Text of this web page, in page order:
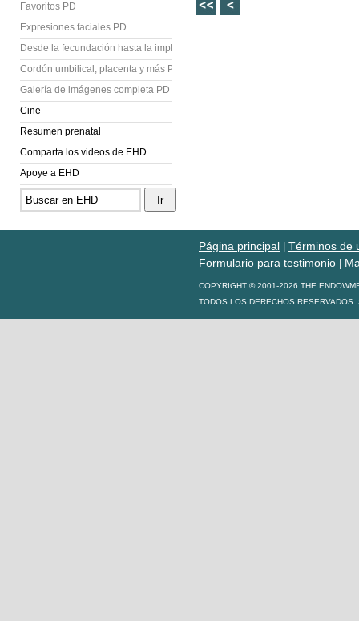
Favoritos PD
Expresiones faciales PD
Desde la fecundación hasta la implantación PD
Cordón umbilical, placenta y más PD
Galería de imágenes completa PD
Cine
Resumen prenatal
Comparta los videos de EHD
Apoye a EHD
Página principal
Términos de
Formulario para testimonio
COPYRIGHT © 2001-2026 THE
TODOS LOS DERECHOS